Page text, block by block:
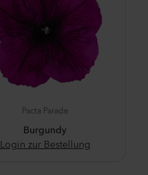
Pacta Parade
Burgundy
Login zur Bestellung